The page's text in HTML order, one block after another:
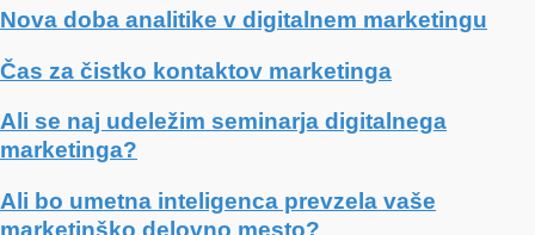
Nova doba analitike v digitalnem marketingu
Čas za čistko kontaktov marketinga
Ali se naj udeležim seminarja digitalnega
marketinga?
Ali bo umetna inteligenca prevzela vaše
marketinško delovno mesto?